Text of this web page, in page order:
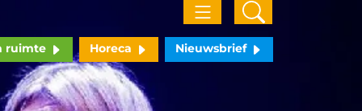
ruimte Horeca Nieuwsbrief